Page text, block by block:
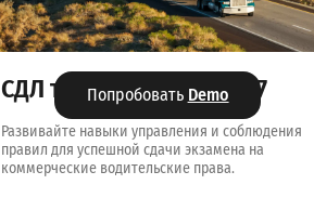
Попробовать Demo
СДЛ тест на русском №7
Развивайте навыки управления и соблюдения
правил для успешной сдачи экзамена на
коммерческие водительские права.